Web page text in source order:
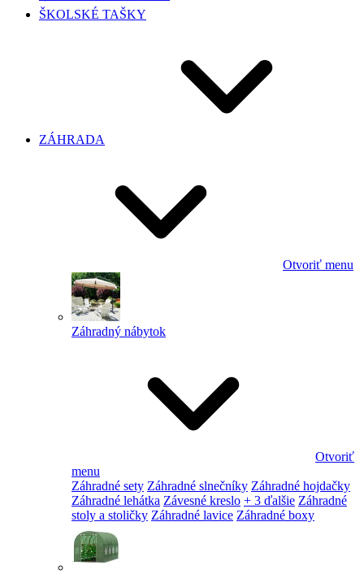
ŠKOLSKÉ TAŠKY
ZÁHRADA
Otvoriť menu
Záhradný nábytok
Otvoriť
menu
Záhradné sety Záhradné slnečníky Záhradné hojdačky
Záhradné lehátka Závesné kreslo + 3 ďalšie Záhradné
stoly a stoličky Záhradné lavice Záhradné boxy